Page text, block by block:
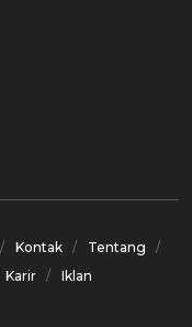
Kontak
Tentang
Karir Iklan